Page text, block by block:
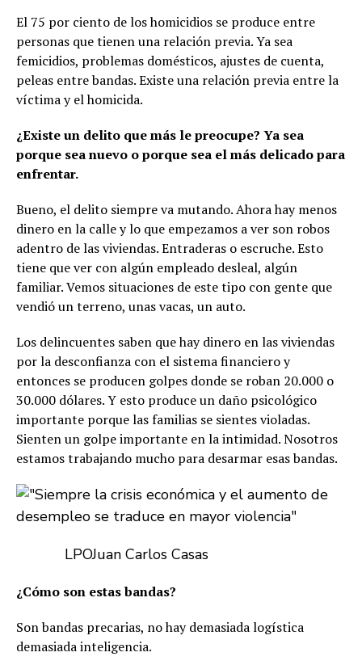
El 75 por ciento de los homicidios se produce entre
personas que tienen una relación previa. Ya sea
femicidios, problemas domésticos, ajustes de cuenta,
peleas entre bandas. Existe una relación previa entre la
víctima y el homicida.
¿Existe un delito que más le preocupe? Ya sea
porque sea nuevo o porque sea el más delicado para
enfrentar.
Bueno, el delito siempre va mutando. Ahora hay menos
dinero en la calle y lo que empezamos a ver son robos
adentro de las viviendas. Entraderas o escruche. Esto
tiene que ver con algún empleado desleal, algún
familiar. Vemos situaciones de este tipo con gente que
vendió un terreno, unas vacas, un auto.
Los delincuentes saben que hay dinero en las viviendas
por la desconfianza con el sistema financiero y
entonces se producen golpes donde se roban 20.000 o
30.000 dólares. Y esto produce un daño psicológico
importante porque las familias se sientes violadas.
Sienten un golpe importante en la intimidad. Nosotros
estamos trabajando mucho para desarmar esas bandas.
LPOJuan Carlos Casas
¿Cómo son estas bandas?
Son bandas precarias, no hay demasiada logística
demasiada inteligencia.